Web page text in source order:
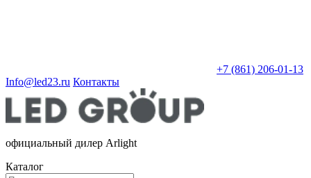
+7 (861) 206-01-13
Info@led23.ru Контакты
официальный дилер Arlight
Каталог